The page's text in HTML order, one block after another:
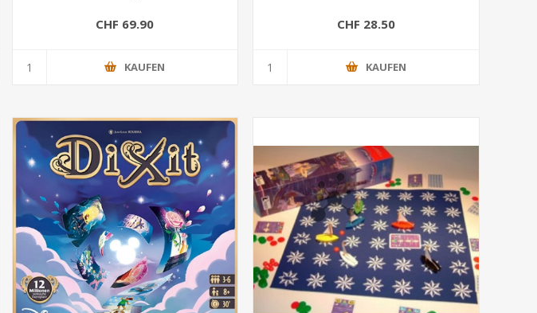
CHF 69.90
KAUFEN
CHF 28.50
KAUFEN